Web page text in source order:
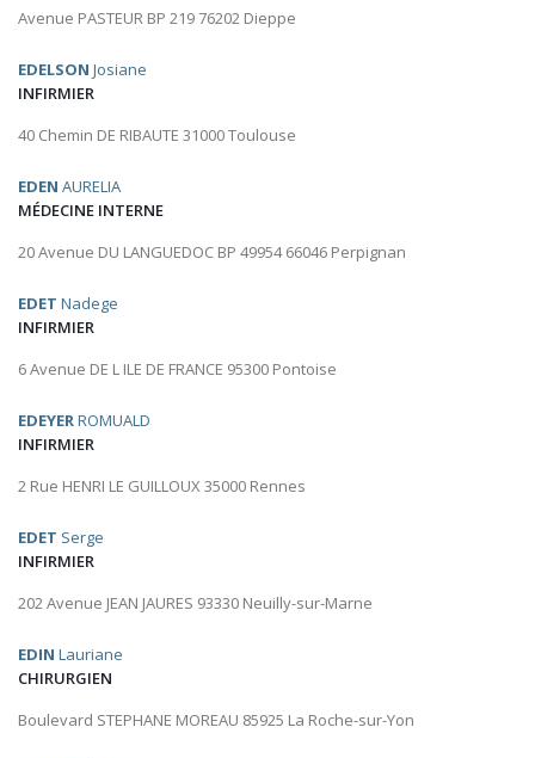
Avenue PASTEUR BP 219 76202 Dieppe
EDELSON Josiane
INFIRMIER
40 Chemin DE RIBAUTE 31000 Toulouse
EDEN AURELIA
MÉDECINE INTERNE
20 Avenue DU LANGUEDOC BP 49954 66046 Perpignan
EDET Nadege
INFIRMIER
6 Avenue DE L ILE DE FRANCE 95300 Pontoise
EDEYERROMUALD
INFIRMIER
2 Rue HENRI LE GUILLOUX 35000 Rennes
EDET Serge
INFIRMIER
202 Avenue JEAN JAURES 93330 Neuilly-sur-Marne
EDIN Lauriane
CHIRURGIEN
Boulevard STEPHANE MOREAU 85925 La Roche-sur-Yon